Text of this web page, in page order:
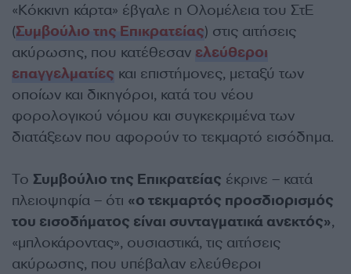
«Κόκκινη κάρτα» έβγαλε η Ολομέλεια του ΣτΕ
(Συμβούλιο της Επικρατείας) στις αιτήσεις
ακύρωσης, που κατέθεσαν ελεύθεροι
επαγγελματίες και επιστήμονες, μεταξύ των
οποίων και δικηγόροι, κατά του νέου
φορολογικού νόμου και συγκεκριμένα των
διατάξεων που αφορούν το τεκμαρτό εισόδημα.
Το Συμβούλιο της Επικρατείας έκρινε – κατά
πλειοψηφία – ότι «ο τεκμαρτός προσδιορισμός
του εισοδήματος είναι συνταγματικά ανεκτός»,
«μπλοκάροντας», ουσιαστικά, τις αιτήσεις
ακύρωσης, που υπέβαλαν ελεύθεροι